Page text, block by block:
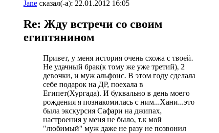
Jane сказал(-а): 22.01.2012 16:05
Re: Жду встречи со своим
египтянином
Привет, у меня история очень схожа с твоей.
Не удачный брак(к тому же уже третий), 2
девочки, и муж альфонс. В этом году сделала
себе подарок на ДР, поехала в
Египет(Хургада). И буквально в день моего
рождения я познакомилась с ним...Хани...это
была экскурсия Сафари на джипах,
настроения у меня не было, т.к мой
"любимый" муж даже не разу не позвонил